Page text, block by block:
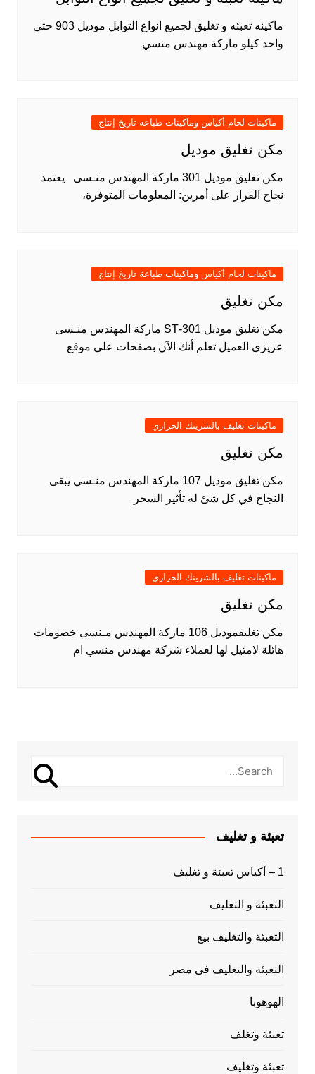
ماكينه تعبئه و تغليق لجميع انواع التوابل موديل 903 حتي
واحد كيلو ماركة مهندس منسي
ماكينات لحام أكياس وماكينات طباعة تاريخ إنتاج
مكن تغليق موديل
مكن تغليق موديل 301 ماركة المهندس منـسى يعتمد
نجاح القرار على أمرين: المعلومات المتوفرة،
ماكينات لحام أكياس وماكينات طباعة تاريخ إنتاج
مكن تغليق
مكن تغليق موديل 301-ST ماركة المهندس منـسى
عزيزي العميل تعلم أنك الآن بصفحات علي موقع
ماكينات تغليف بالشرينك الحراري
مكن تغليق
مكن تغليق موديل 107 ماركة المهندس منـسي يبقى
النجاح في كل شئ له تأثير السحر
ماكينات تغليف بالشرينك الحراري
مكن تغليق
مكن تغليقموديل 106 ماركة المهندس مـنسى خصومات
هائلة لامثيل لها لعملاء شركة مهندس منسي ام
تعبئة و تغليف
1 – أكياس تعبئة و تغليف
التعبئة و التغليف
التعبئة والتغليف بيع
التعبئة والتغليف فى مصر
الهوهوبا
تعبئة وتغلف
تعبئة وتغليف